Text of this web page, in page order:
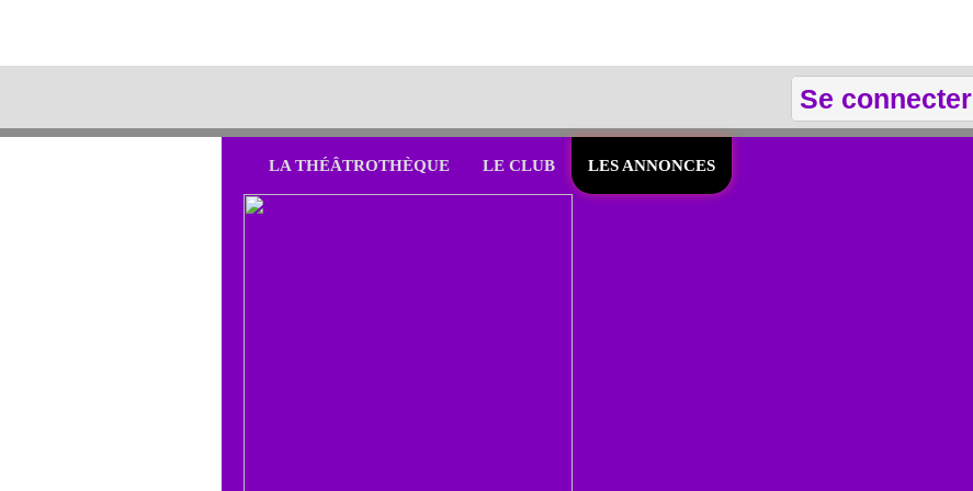
Se connecter
LA THÉÂTROTHÈQUE LE CLUB LES ANNONCES